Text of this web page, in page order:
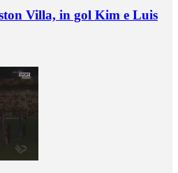
Villa, in gol Kim e Luis